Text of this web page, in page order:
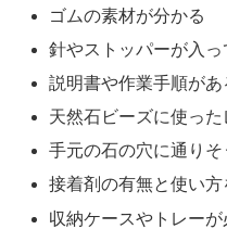
ゴムの素材が分かる
針やストッパーが入っ
説明書や作業手順があ
天然石ビーズに使っ
手元の石の穴に通りそ
接着剤の有無と使い方
収納ケースやトレーが